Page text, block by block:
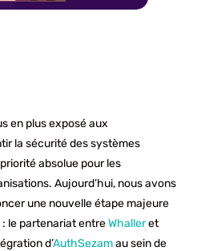
en plus exposé aux
la sécurité des systèmes
absolue pour les
Aujourd’hui, nous avons
une nouvelle étape majeure
le partenariat entreWhalleret
d’AuthSezamau sein de